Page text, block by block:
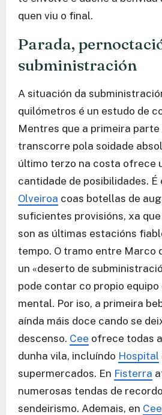
quen viu o final.
Parada,
subministración
A situación da
quilómetros é un estudo de
Mentres que a primeira parte
transcorre pola soidade
último terzo na costa ofrece
cantidade de posibilidades. É
Olveiroa coas botellas de
suficientes provisións, xa que
son as últimas estacións
tempo. O tramo entre Marco
un «deserto de
pode contar co propio
mental. Por iso, a primeira
aínda máis doce cando se
descenso. Cee ofrece todas
dunha vila, incluíndo Hospital
supermercados. En Fisterra
numerosas tendas de
sendeirismo. Ademais, en Cee